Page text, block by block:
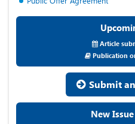
Article
Publication
Submit
New